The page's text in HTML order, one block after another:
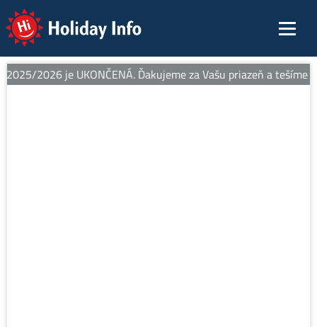
Holiday Info
2026 je UKONČENÁ. Ďakujeme za Vašu priazeň a